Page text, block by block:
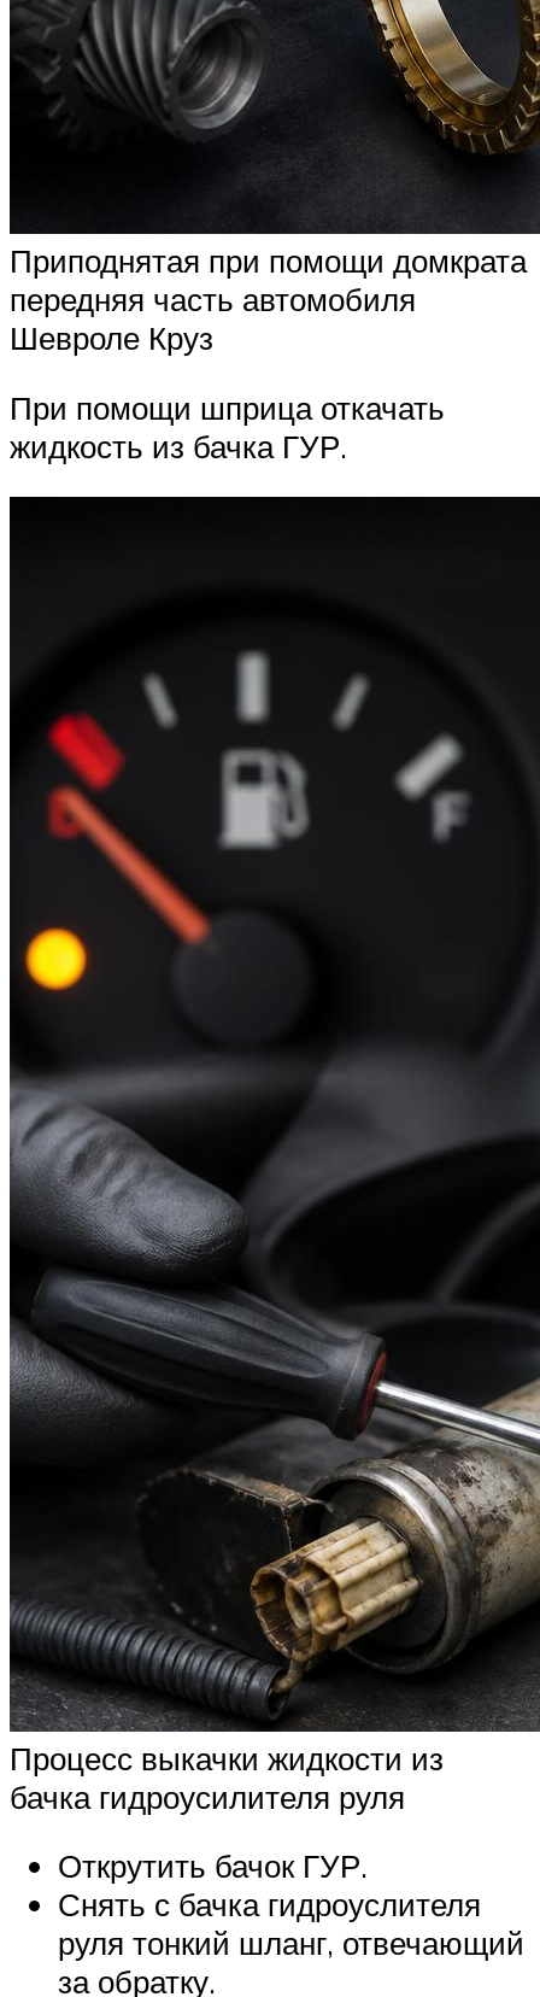
Приподнятая при помощи домкрата
передняя часть автомобиля
Шевроле Круз
При помощи шприца откачать
жидкость из бачка ГУР.
Процесс выкачки жидкости из
бачка гидроусилителя руля
Открутить бачок ГУР.
Снять с бачка гидроуслителя
руля тонкий шланг, отвечающий
за обратку.